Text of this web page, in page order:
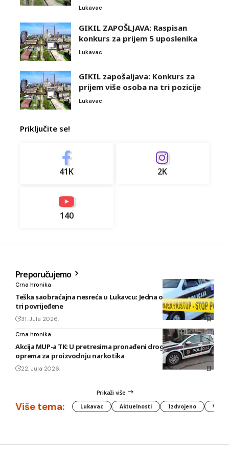
Lukavac
GIKIL ZAPOŠLJAVA: Raspisan
konkurs za prijem 5 uposlenika
Lukavac
GIKIL zapošaljava: Konkurs za
prijem više osoba na tri pozicije
Lukavac
Priključite se!
41K 2K
140
Preporučujemo
Crna hronika
Teška saobraćajna nesreća u Lukavcu: Jedna osoba poginula,
tri povrijeđene
31. Jula 2026.
Crna hronika
Akcija MUP-a TK: U pretresima pronađeni droga, oružje i
oprema za proizvodnju narkotika
22. Jula 2026.
Prikaži više
Više tema: Lukavac Aktuelnosti Izdvojeno